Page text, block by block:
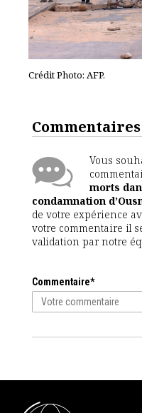
Crédit Photo: AFP.
Commentaires
Vous
morts
condamnation
de votre expérience
votre commentaire il
validation par notre
Commentaire*